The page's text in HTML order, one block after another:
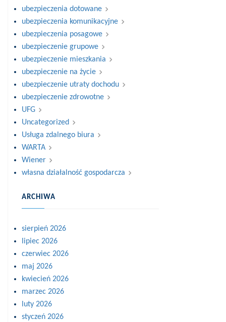
ubezpieczenia dotowane
ubezpieczenia komunikacyjne
ubezpieczenia posagowe
ubezpieczenie grupowe
ubezpieczenie mieszkania
ubezpieczenie na życie
ubezpieczenie utraty dochodu
ubezpieczenie zdrowotne
UFG
Uncategorized
Usługa zdalnego biura
WARTA
Wiener
własna działalność gospodarcza
ARCHIWA
sierpień 2026
lipiec 2026
czerwiec 2026
maj 2026
kwiecień 2026
marzec 2026
luty 2026
styczeń 2026